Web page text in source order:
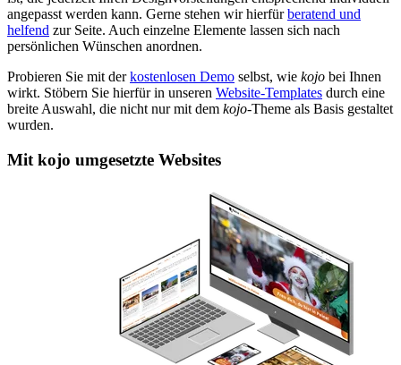
angepasst werden kann. Gerne stehen wir hierfürberatend und
helfend zur Seite. Auch einzelne Elemente lassen sich nach
persönlichen Wünschen anordnen.
Probieren Sie mit derkostenlosen Demo selbst, wie kojo bei Ihnen
wirkt. Stöbern Sie hierfür in unseren Website-Templates durch eine
breite Auswahl, die nicht nur mit dem kojo-Theme als Basis gestaltet
wurden.
Mit kojo umgesetzte Websites